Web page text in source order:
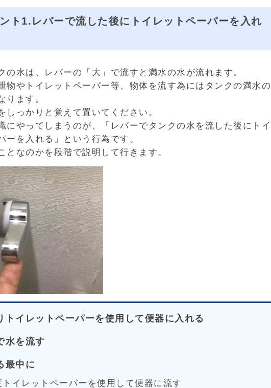
ト1.レバーで流した後にトイレットペーパーを入れ
の水は、レバーの「大」で流すと満水の水が流れます。
物やトイレットペーパー等、物体を流す為にはタンクの満水の
ります。
しっかりと覚えて置いてください。
にやってしまうのが、「レバーでタンクの水を流した後にトイ
ーを入れる」という行為です。
となのかを段階で説明して行きます。
トイレットペーパーを使用して便器に入れる
水を流す
最中に
トイレットペーパーを使用して便器に流す